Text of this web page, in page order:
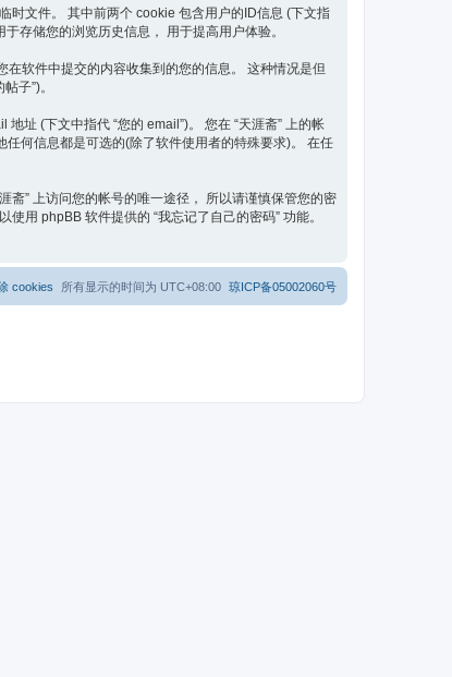
时文件。 其中前两个 cookie 包含用户的ID信息 (下文指
存储您的浏览历史信息， 用于提高用户体验。
软件中提交的内容收集到的您的信息。 这种情况是但
子”)。
址 (下文中指代 “您的 email”)。 您在 “天涯斋” 上的帐
何信息都是可选的(除了软件使用者的特殊要求)。 在任
斋” 上访问您的帐号的唯一途径， 所以请谨慎保管您的密
用 phpBB 软件提供的 “我忘记了自己的密码” 功能。
琼ICP备05002060号
所有显示的时间为 UTC+08:00
cookies